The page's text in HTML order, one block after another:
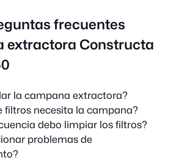
frecuentes
extractora Constructa
la campana extractora?
filtros necesita la campana?
debo limpiar los filtros?
problemas de